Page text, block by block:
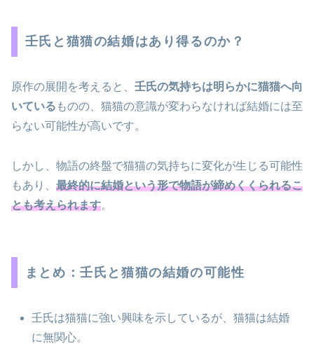
壬氏と猫猫の結婚はあり得るのか？
原作の展開を考えると、 壬氏の気持ちは明らかに猫猫へ向
いている ものの、猫猫の意識が変わらなければ結婚には至
らない可能性が高いです。
しかし、物語の終盤で猫猫の気持ちに変化が生じる可能性
もあり、 最終的に結婚という形で物語が締めくくられるこ
とも考えられます。
まとめ：壬氏と猫猫の結婚の可能性
壬氏は猫猫に強い興味を示しているが、猫猫は結婚
に無関心。